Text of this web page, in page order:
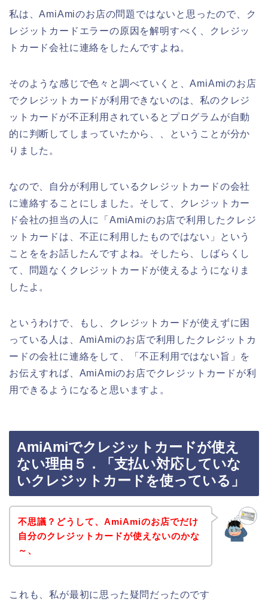
私は、AmiAmiのお店の問題ではないと思ったので、ク
レジットカードエラーの原因を解明すべく、クレジッ
トカード会社に連絡をしたんですよね。
そのような感じで色々と調べていくと、AmiAmiのお店
でクレジットカードが利用できないのは、私のクレジ
ットカードが不正利用されているとプログラムが自動
的に判断してしまっていたから、、ということが分か
りました。
なので、自分が利用しているクレジットカードの会社
に連絡することにしました。そして、クレジットカー
ド会社の担当の人に「AmiAmiのお店で利用したクレジ
ットカードは、不正に利用したものではない」という
ことををお話したんですよね。そしたら、しばらくし
て、問題なくクレジットカードが使えるようになりま
したよ。
というわけで、もし、クレジットカードが使えずに困
っている人は、AmiAmiのお店で利用したクレジットカ
ードの会社に連絡をして、「不正利用ではない旨」を
お伝えすれば、AmiAmiのお店でクレジットカードが利
用できるようになると思いますよ。
AmiAmiでクレジットカードが使え
ない理由５．「支払い対応していな
いクレジットカードを使っている」
不思議？どうして、AmiAmiのお店でだけ
自分のクレジットカードが使えないのかな
～、
これも、私が最初に思った疑問だったのです